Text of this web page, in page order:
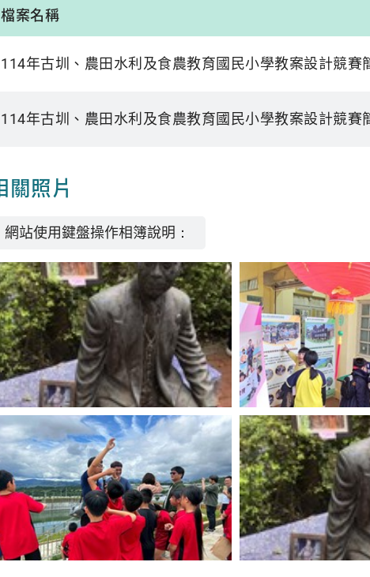
檔案名稱
114年古圳、農田水利及食農教育國民小學教案設計競賽
114年古圳、農田水利及食農教育國民小學教案設計競賽
關照片
網站使用鍵盤操作相簿說明：